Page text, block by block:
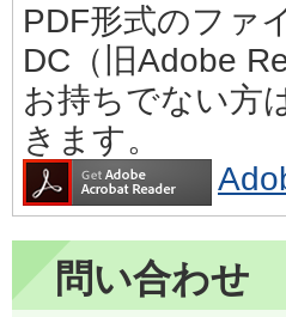
PDF形式のファ
DC（旧Adobe
お持ちでない方
きます。
問い合わせ